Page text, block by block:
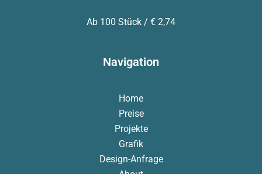
Ab 100 Stück / € 2,74
Navigation
Home
Preise
Projekte
Grafik
Design-Anfrage